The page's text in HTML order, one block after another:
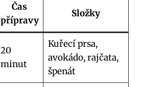
Čas
přípravy
Složky
20
minut
Kuřecí prsa,
avokádo, rajčata,
špenát